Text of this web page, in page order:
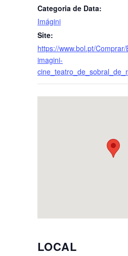
Categoria de Data:
Imágini
Site:
https://www.bol.pt/
imagini-
LOCAL